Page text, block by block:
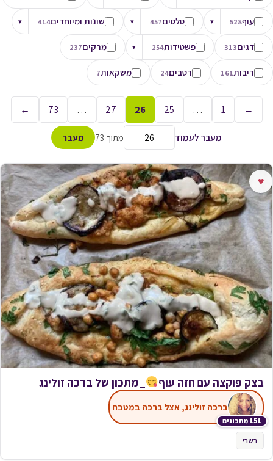
עוף528
▾ סלטים457
▾ שונות ומיוחדים414
▾
דגים313 פשטידות254
▾ מרקים237
ריבות161 רטבים24 משקאות7
→
1
…
25
26
27
…
73
←
מעבר לעמוד מתוך 73 מעבר
♥
בצק פוקצה עם חזה עוף _מתכון של ברכה זולינג
151 מתכונים
ברכה זולינג, אצל ברכה במטבח
בשרי